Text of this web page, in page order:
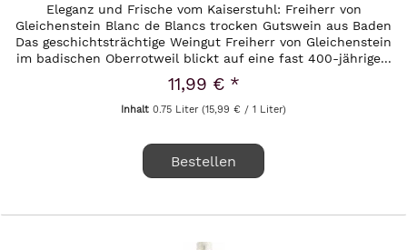
Eleganz und Frische vom Kaiserstuhl: Freiherr von
Gleichenstein Blanc de Blancs trocken Gutswein aus Baden
Das geschichtsträchtige Weingut Freiherr von Gleichenstein
im badischen Oberrotweil blickt auf eine fast 400-jährige...
11,99 € *
Inhalt0.75 Liter(15,99 € / 1 Liter)
Bestellen